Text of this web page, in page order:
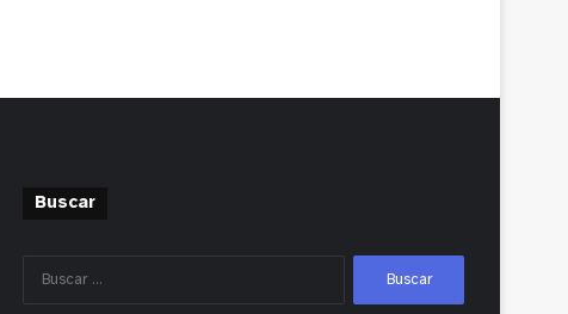
Buscar